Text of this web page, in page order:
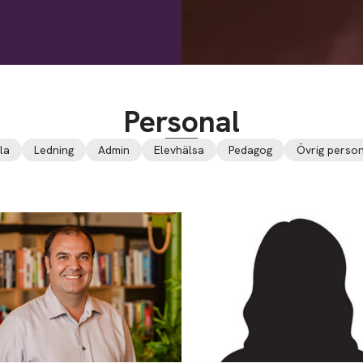
Personal
Ledning Admin Elevhälsa Pedagog Övrig